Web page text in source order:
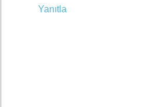
Yanıtla